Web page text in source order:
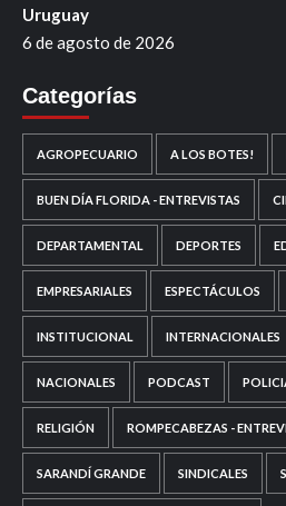
Uruguay
6 de agosto de 2026
Categorías
AGROPECUARIO A LOS BOTES!
BUEN DÍA FLORIDA - ENTREVISTAS
DEPARTAMENTAL DEPORTES
EMPRESARIALES ESPECTÁCULOS
INSTITUCIONAL INTERNACIONALES
NACIONALES PODCAST
RELIGIÓN ROMPECABEZAS -
SARANDÍ GRANDE SINDICALES